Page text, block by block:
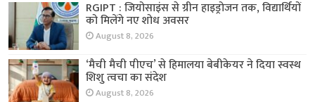
RGIPT : जियोसाइंस से ग्रीन हाइड्रोजन तक, विद्यार्थियों
को मिलेंगे नए शोध अवसर
August 8, 2026
‘मैची मैची पीएच’ से हिमालया बेबीकेयर ने दिया स्वस्थ
शिशु त्वचा का संदेश
August 8, 2026